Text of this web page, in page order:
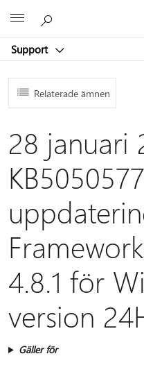
Support
Relaterade ämnen
28 januari
4.8.1 för
version
Gäller för